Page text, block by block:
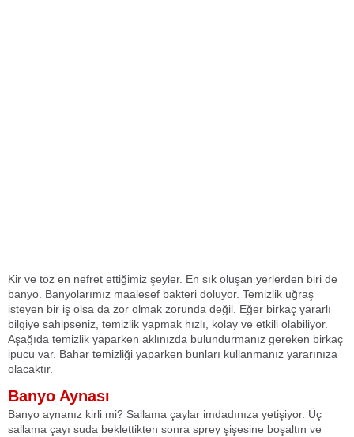
Kir ve toz en nefret ettiğimiz şeyler. En sık oluşan yerlerden biri de
banyo. Banyolarımız maalesef bakteri doluyor. Temizlik uğraş
isteyen bir iş olsa da zor olmak zorunda değil. Eğer birkaç yararlı
bilgiye sahipseniz, temizlik yapmak hızlı, kolay ve etkili olabiliyor.
Aşağıda temizlik yaparken aklınızda bulundurmanız gereken birkaç
ipucu var. Bahar temizliği yaparken bunları kullanmanız yararınıza
olacaktır.
Banyo Aynası
Banyo aynanız kirli mi? Sallama çaylar imdadınıza yetişiyor. Üç
sallama çayı suda beklettikten sonra sprey şişesine boşaltın ve